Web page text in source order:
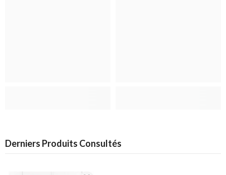
Derniers Produits Consultés